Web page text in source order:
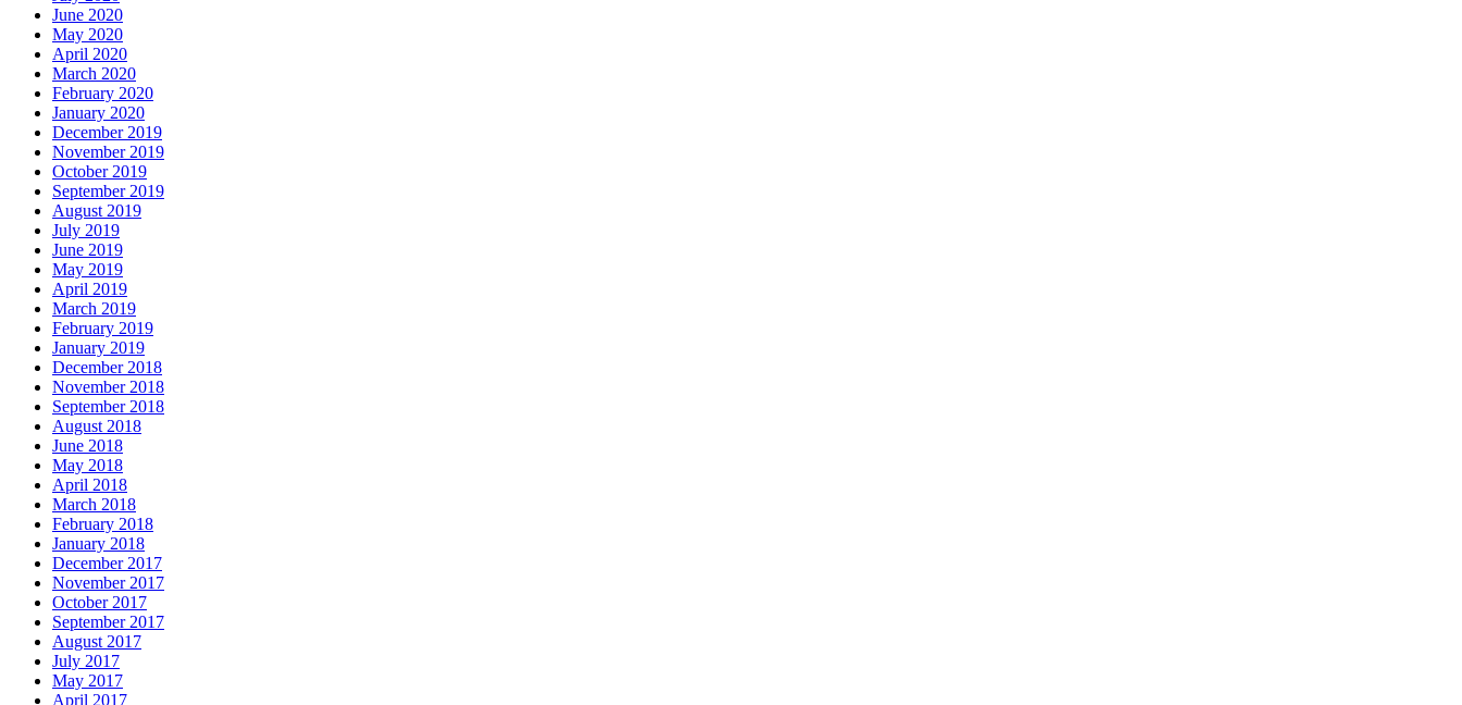
June 2020
May 2020
April 2020
March 2020
February 2020
January 2020
December 2019
November 2019
October 2019
September 2019
August 2019
July 2019
June 2019
May 2019
April 2019
March 2019
February 2019
January 2019
December 2018
November 2018
September 2018
August 2018
June 2018
May 2018
April 2018
March 2018
February 2018
January 2018
December 2017
November 2017
October 2017
September 2017
August 2017
July 2017
May 2017
April 2017